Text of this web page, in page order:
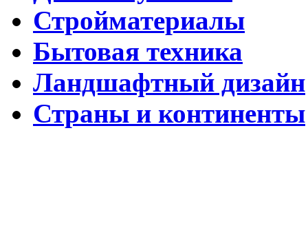
Стройматериалы
Бытовая техника
Ландшафтный дизайн
Страны и континенты